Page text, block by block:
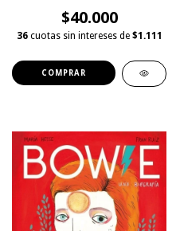
$40.000
36 cuotas sin intereses de $1.111